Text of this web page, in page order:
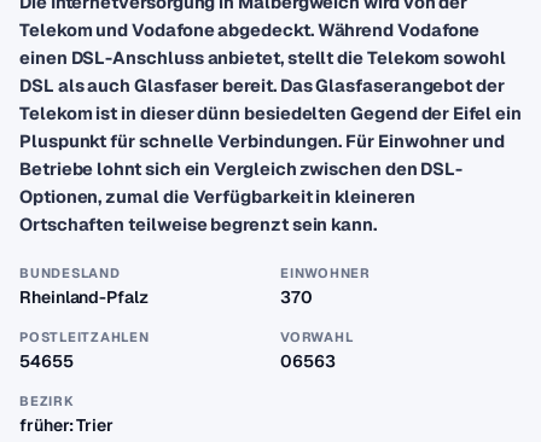
Telekom und Vodafone abgedeckt. Während Vodafone
einen DSL-Anschluss anbietet, stellt die Telekom sowohl
DSL als auch Glasfaser bereit. Das Glasfaserangebot der
Telekom ist in dieser dünn besiedelten Gegend der Eifel ein
Pluspunkt für schnelle Verbindungen. Für Einwohner und
Betriebe lohnt sich ein Vergleich zwischen den DSL-
Optionen, zumal die Verfügbarkeit in kleineren
Ortschaften teilweise begrenzt sein kann.
BUNDESLAND
Rheinland-Pfalz
EINWOHNER
370
POSTLEITZAHLEN
54655
VORWAHL
06563
BEZIRK
früher: Trier